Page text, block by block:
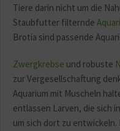
Tiere darin nicht um die
Staubfutter filternde
Brotia sind passende
Zwergkrebse und robuste
zur Vergesellschaftung
Aquarium mit Muscheln
entlassen Larven, die sich
um sich dort zu